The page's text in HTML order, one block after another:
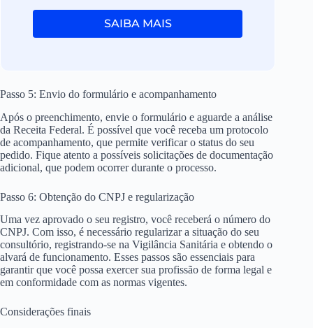
SAIBA MAIS
Passo 5: Envio do formulário e acompanhamento
Após o preenchimento, envie o formulário e aguarde a análise
da Receita Federal. É possível que você receba um protocolo
de acompanhamento, que permite verificar o status do seu
pedido. Fique atento a possíveis solicitações de documentação
adicional, que podem ocorrer durante o processo.
Passo 6: Obtenção do CNPJ e regularização
Uma vez aprovado o seu registro, você receberá o número do
CNPJ. Com isso, é necessário regularizar a situação do seu
consultório, registrando-se na Vigilância Sanitária e obtendo o
alvará de funcionamento. Esses passos são essenciais para
garantir que você possa exercer sua profissão de forma legal e
em conformidade com as normas vigentes.
Considerações finais